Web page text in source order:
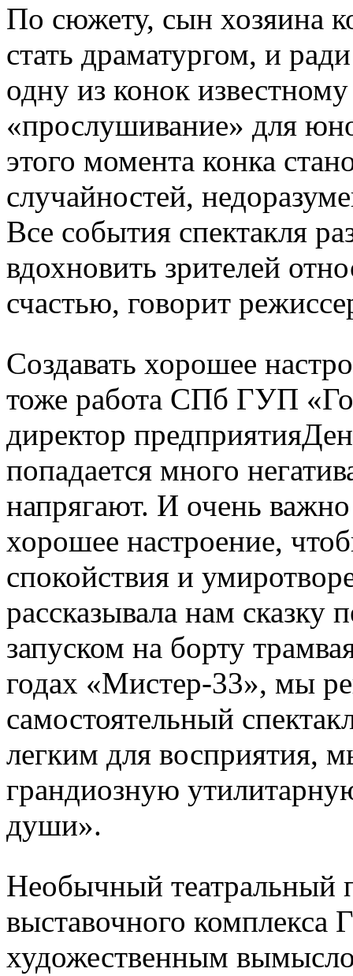
По сюжету, сын хозяина
стать драматургом, и
одну из конок
«прослушивание» для
этого момента конка
случайностей,
Все события спектакля
вдохновить зрителей
счастью, говорит
Создавать хорошее
тоже работа СПб ГУП
директор
попадается много
напрягают. И очень
хорошее настроение,
спокойствия и
рассказывала нам
запуском на борту
годах «Мистер-33», мы
самостоятельный
легким для восприятия,
грандиозную
души».
Необычный театральный
выставочного комплекса
художественным